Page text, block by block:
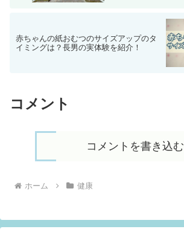
赤ちゃんの紙おむつのサイズアップのタ
イミングは？長男の実体験を紹介！
コメント
コメントを書き込む
ホーム 健康